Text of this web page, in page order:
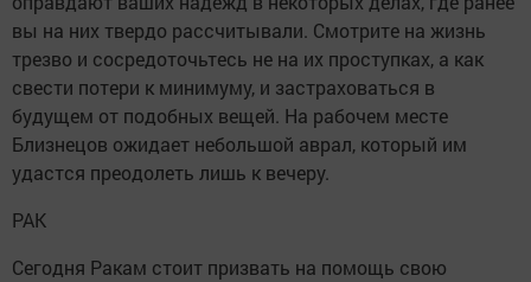
вы на них твердо рассчитывали. Смотрите на жизнь
трезво и сосредоточьтесь не на их проступках, а как
свести потери к минимуму, и застраховаться в
будущем от подобных вещей. На рабочем месте
Близнецов ожидает небольшой аврал, который им
удастся преодолеть лишь к вечеру.
РАК
Сегодня Ракам стоит призвать на помощь свою